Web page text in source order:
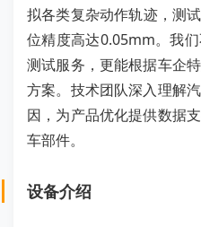
拟各类复杂动作轨迹，测
位精度高达0.05mm。我
测试服务，更能根据车企
方案。技术团队深入理解
因，为产品优化提供数据
车部件。
设备介绍